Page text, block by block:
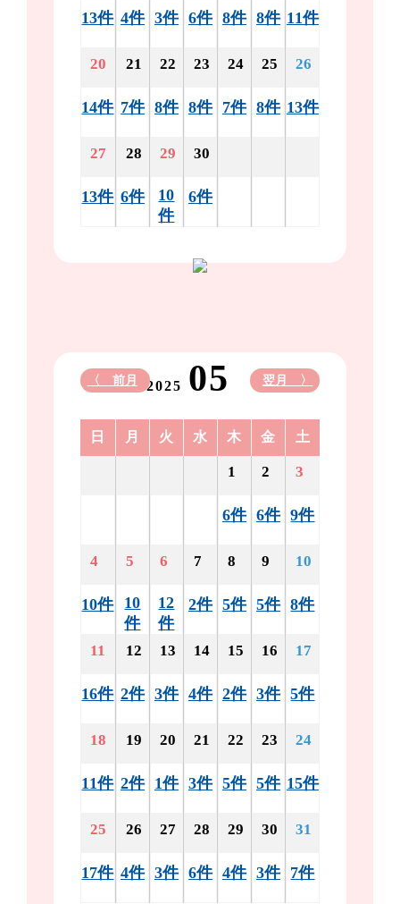
13件 4件 3件 6件 8件 8件 11件
20
14件
21
7件
22
8件
23
8件
24
7件
25
8件
26
13件
27
13件
28
6件
29
10
件
30
6件
2025 05
〈 前月 翌月 〉
日 月 火 水 木 金 土
1
6件
2
6件
3
9件
4
10件
5
10
件
6
12
件
7
2件
8
5件
9
5件
10
8件
11
16件
12
2件
13
3件
14
4件
15
2件
16
3件
17
5件
18
11件
19
2件
20
1件
21
3件
22
5件
23
5件
24
15件
25
17件
26
4件
27
3件
28
6件
29
4件
30
3件
31
7件